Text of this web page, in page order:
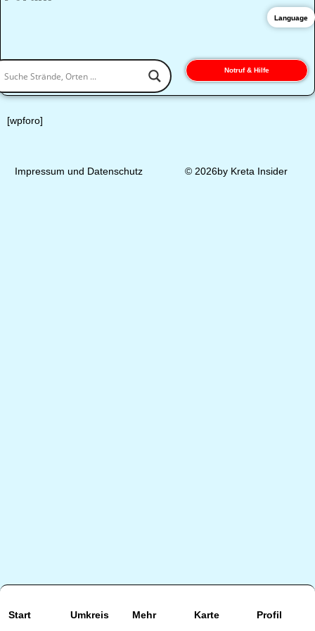
Notruf & Hilfe
[wpforo]
Start Umkreis Mehr Karte Profil
Impressum und Datenschutz © 2026by Kreta Insider
Language